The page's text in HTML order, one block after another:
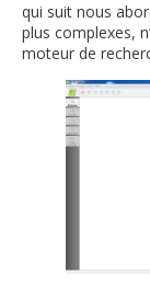
qui suit nous
plus complexes,
moteur de